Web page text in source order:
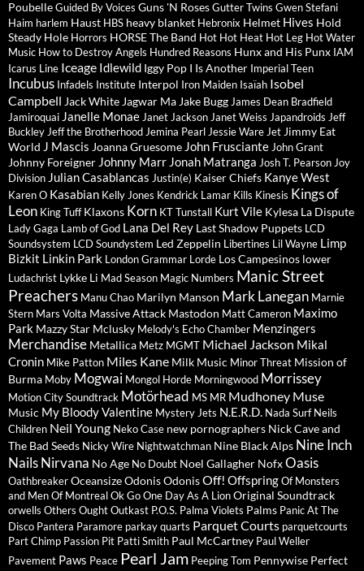
PoubelleGuided By Voices Guns 'N RosesGutter Twins Gwen Stefani
Haim harlem Haust HBS heavy blanket Hebronix Helmet Hives Hold
Steady Hole Horrors HORSE The Band Hot Hot Heat Hot Leg Hot Water
Music How to Destroy Angels Hundred Reasons Hunx and His Punx IAM
Icarus Line Iceage Idlewild Iggy Pop I Is Another Imperial Teen
Incubus Infadels Institute Interpol Iron Maiden Isaïah Isobel
Campbell Jack White Jagwar Ma Jake Bugg James Dean Bradfield
Jamiroquai Janelle Monae Janet Jackson Janet Weiss Japandroids Jeff
Buckley Jeff the Brotherhood Jemina Pearl Jessie Ware Jet Jimmy Eat
World J Mascis Joanna Gruesome John Frusciante John Grant
Johnny Foreigner Johnny Marr Jonah Matranga Josh T. Pearson Joy
Division Julian Casablancas Justin(e) Kaiser Chiefs Kanye West
Karen O Kasabian Kelly Jones Kendrick Lamar Kills Kinesis Kings of
Leon King Tuff Klaxons Korn KT Tunstall Kurt Vile Kylesa La Dispute
Lady Gaga Lamb of God Lana Del Rey Last Shadow Puppets LCD
Soundsystem LCD Soundystem Led Zeppelin Libertines Lil Wayne Limp
Bizkit Linkin Park London Grammar Lorde Los Campesinos lower
Ludachrist Lykke Li Mad Season Magic Numbers Manic Street
Preachers Manu Chao Marilyn Manson Mark Lanegan Marnie
Stern Mars Volta Massive Attack Mastodon Matt Cameron Maximo
Park Mazzy Star Mclusky Melody's Echo Chamber Menzingers
Merchandise Metallica Metz MGMT Michael Jackson Mikal
Cronin Mike Patton Miles Kane Milk Music Minor Threat Mission of
Burma Moby Mogwai Mongol Horde Morningwood Morrissey
Motion City Soundtrack Motörhead MS MR Mudhoney Muse
Music My Bloody Valentine Mystery Jets N.E.R.D. Nada Surf Neils
Children Neil Young Neko Case new pornographers Nick Cave and
The Bad Seeds Nicky Wire Nightwatchman Nine Black Alps Nine Inch
Nails Nirvana No Age No Doubt Noel Gallagher NofxOasis
OathbreakerOceansizeOdonis OdonisOff! OffspringOf Monsters
and MenOf MontrealOk GoOne Day As A LionOriginal Soundtrack
orwells Others OughtOutkast P.O.S. Palma Violets Palms Panic At The
Disco Pantera Paramore parkay quarts Parquet Courts parquetcourts
Part Chimp Passion Pit Patti Smith Paul McCartney Paul Weller
Pavement Paws Peace Pearl Jam Peeping Tom Pennywise Perfect